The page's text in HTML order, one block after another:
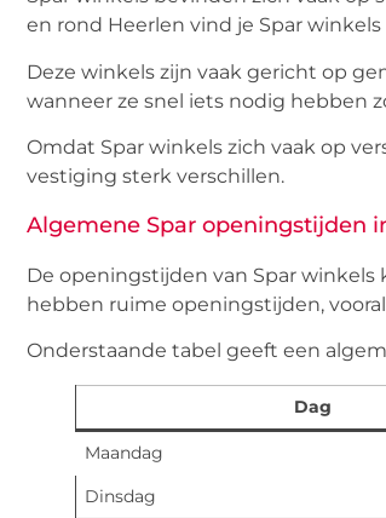
en rond Heerlen vind je Spar
Deze winkels zijn vaak gericht op
wanneer ze snel iets nodig hebben
Omdat Spar winkels zich vaak op
vestiging sterk verschillen.
Algemene Spar openingstijden
De openingstijden van Spar
hebben ruime openingstijden,
Onderstaande tabel geeft een
Dag
Maandag
Dinsdag